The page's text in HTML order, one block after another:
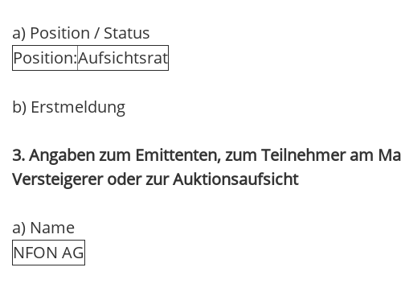
a) Position / Status
Position:Aufsichtsrat
b) Erstmeldung
3. Angaben zum Emittenten, zum Teilnehmer am
Versteigerer oder zur Auktionsaufsicht
a) Name
NFON AG